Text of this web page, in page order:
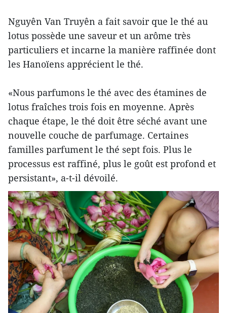
Nguyên Van Truyên a fait savoir que le thé au
lotus possède une saveur et un arôme très
particuliers et incarne la manière raffinée dont
les Hanoïens apprécient le thé.
«Nous parfumons le thé avec des étamines de
lotus fraîches trois fois en moyenne. Après
chaque étape, le thé doit être séché avant une
nouvelle couche de parfumage. Certaines
familles parfument le thé sept fois. Plus le
processus est raffiné, plus le goût est profond et
persistant», a-t-il dévoilé.